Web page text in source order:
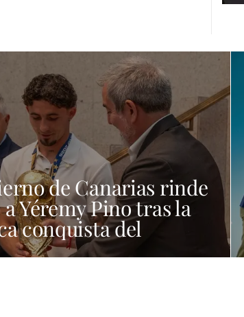
de Canarias rinde
Yéremy Pino tras la
conquista del
de Fútbol